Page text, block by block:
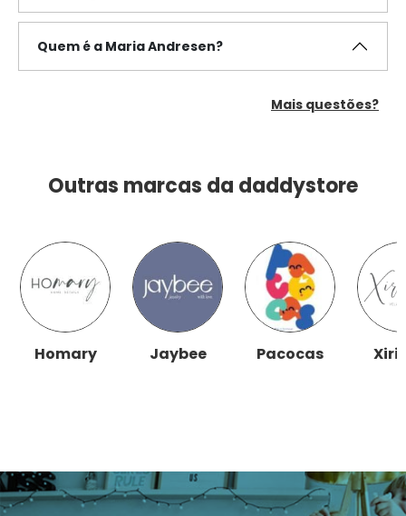
Quem é a Maria Andresen?
Mais questões?
Outras marcas da daddystore
Homary Jaybee Pacocas